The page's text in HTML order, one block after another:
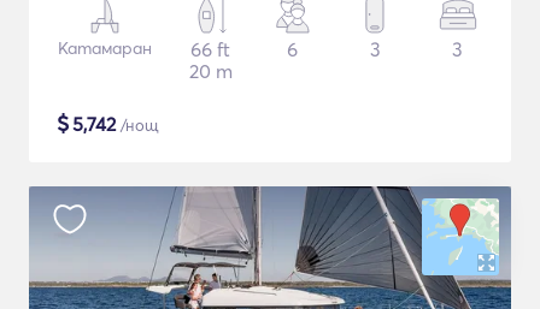
Катамаран
66 ft
20 m
6 3 3
$5,742/нощ